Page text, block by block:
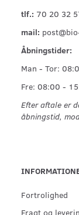
tlf.: 70 20 32
mail:
Åbningstider:
Man - Tor:
Fre: 08:00 -
Efter aftale er
åbningstid,
Fortrolighed
Fragt og